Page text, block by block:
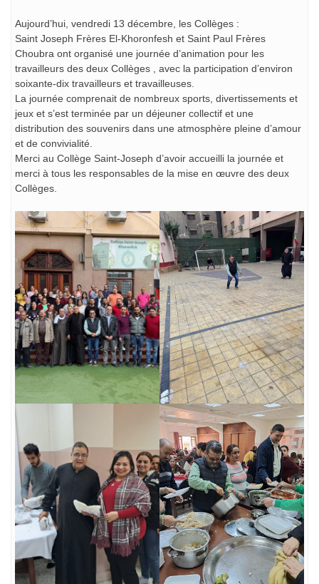
Aujourd’hui, vendredi 13 décembre, les Collèges :
Saint Joseph Frères El-Khoronfesh et Saint Paul Frères
Choubra ont organisé une journée d’animation pour les
travailleurs des deux Collèges , avec la participation d’environ
soixante-dix travailleurs et travailleuses.
La journée comprenait de nombreux sports, divertissements et
jeux et s’est terminée par un déjeuner collectif et une
distribution des souvenirs dans une atmosphère pleine d’amour
et de convivialité.
Merci au Collège Saint-Joseph d’avoir accueilli la journée et
merci à tous les responsables de la mise en œuvre des deux
Collèges.